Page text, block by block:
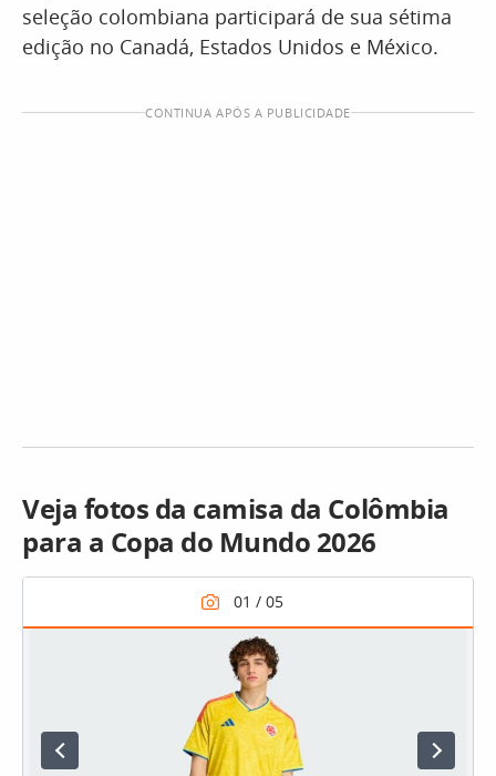
seleção colombiana participará de sua sétima
edição no Canadá, Estados Unidos e México.
CONTINUA APÓS A PUBLICIDADE
Veja fotos da camisa da Colômbia
para a Copa do Mundo 2026